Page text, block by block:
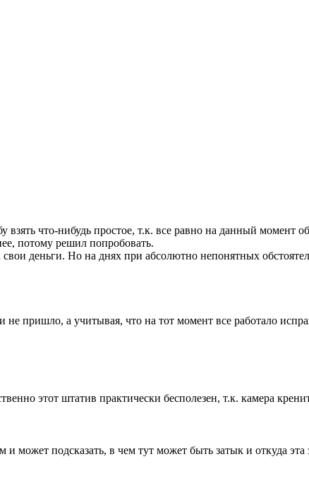
что-нибудь простое, т.к. все равно на данный момент
потому решил попробовать.
деньги. Но на днях при абсолютно непонятных
пришло, а учитывая, что на тот момент все работало
этот штатив практически бесполезен, т.к. камера
может подсказать, в чем тут может быть затык и откуда эта